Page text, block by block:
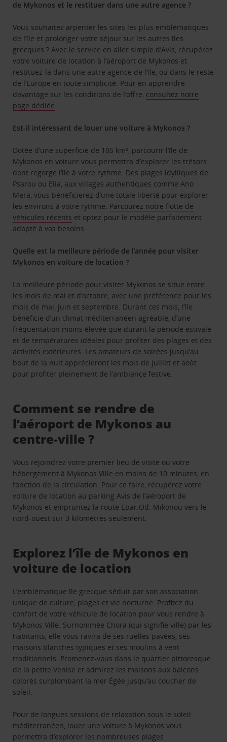
de Mykonos et le restituer dans une autre agence ?
Vous souhaitez arpenter les sites les plus emblématiques
de l’île et prolonger votre séjour sur les autres îles
grecques ? Avec le service en aller simple d’Avis, récupérez
votre voiture de location à l’aéroport de Mykonos et
restituez-la dans une autre agence de l’île, ou dans le reste
de l’Europe en toute simplicité. Pour en apprendre
davantage sur les conditions de l’offre, consultez notre
page dédiée.
Est-il intéressant de louer une voiture à Mykonos ?
Dotée d’une superficie de 105 km², parcourir l’île de
Mykonos en voiture vous permettra d’explorer les trésors
dont regorge l’île à votre rythme. Des plages idylliques de
Psarou ou Elia, aux villages authentiques comme Ano
Mera, vous bénéficierez d’une totale liberté pour explorer
les environs à votre rythme. Parcourez notre flotte de
véhicules récents et optez pour le modèle parfaitement
adapté à vos besoins.
Quelle est la meilleure période de l’année pour visiter
Mykonos en voiture de location ?
La meilleure période pour visiter Mykonos se situe entre
les mois de mai et d’octobre, avec une préférence pour les
mois de mai, juin et septembre. Durant ces mois, l’île
bénéficie d’un climat méditerranéen agréable, d’une
fréquentation moins élevée que durant la période estivale
et de températures idéales pour profiter des plages et des
activités extérieures. Les amateurs de soirées jusqu’au
bout de la nuit apprécieront les mois de juillet et août
pour profiter pleinement de l’ambiance festive.
Comment se rendre de
l’aéroport de Mykonos au
centre-ville ?
Vous rejoindrez votre premier lieu de visite ou votre
hébergement à Mykonos Ville en moins de 10 minutes, en
fonction de la circulation. Pour ce faire, récupérez votre
voiture de location au parking Avis de l’aéroport de
Mykonos et empruntez la route Epar.Od. Mikonou vers le
nord-ouest sur 3 kilomètres seulement.
Explorez l’île de Mykonos en
voiture de location
L’emblématique île grecque séduit par son association
unique de culture, plages et vie nocturne. Profitez du
confort de votre véhicule de location pour vous rendre à
Mykonos Ville. Surnommée Chora (qui signifie ville) par les
habitants, elle vous ravira de ses ruelles pavées, ses
maisons blanches typiques et ses moulins à vent
traditionnels. Promenez-vous dans le quartier pittoresque
de la petite Venise et admirez les maisons aux balcons
colorés surplombant la mer Égée jusqu’au coucher de
soleil.
Pour de longues sessions de relaxation sous le soleil
méditerranéen, louer une voiture à Mykonos vous
permettra d’explorer les nombreuses plages